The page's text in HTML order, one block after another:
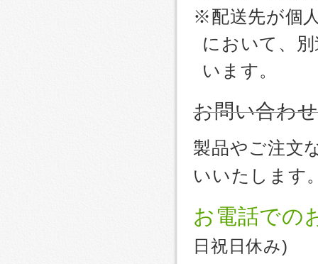
※配送先が個
において、
います。
お問い合わせ
製品やご注文
いいたします
お電話での
日祝日休み)